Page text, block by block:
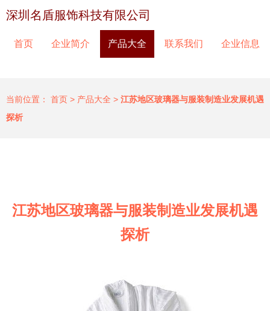
深圳名盾服饰科技有限公司
首页 企业简介 产品大全 联系我们 企业信息
当前位置： 首页 > 产品大全 > 江苏地区玻璃器与服装制造业发展机遇
探析
江苏地区玻璃器与服装制造业发展机遇
探析